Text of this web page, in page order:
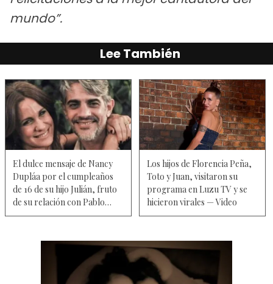
mundo”.
Lee También
El dulce mensaje de Nancy
Dupláa por el cumpleaños
de 16 de su hijo Julián, fruto
de su relación con Pablo
Echarri — Foto
Los hijos de Florencia Peña,
Toto y Juan, visitaron su
programa en Luzu TV y se
hicieron virales — Video